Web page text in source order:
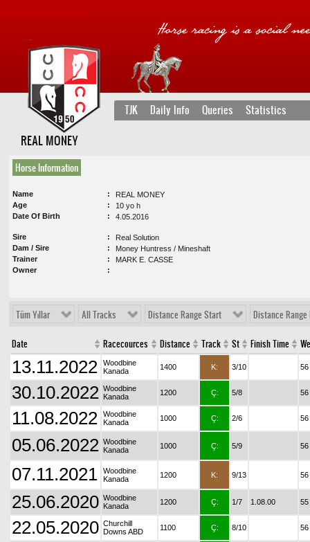
TJK Daily Info Queries Statistics
REAL MONEY
Horse Information
Name
REAL MONEY
Age
10 yo h
Date Of Birth
4.05.2016
Sire
Real Solution
Dam / Sire
Money Huntress / Mineshaft
Trainer
MARK E. CASSE
Owner
Tüm Yıllar All Tracks Distance Range Start Distance Range
Date Racecources Distance Track St Finish Time
13.11.2022
Woodbine
Kanada
1400 K: 3/10 56
30.10.2022 Woodbine
Kanada
1200 Ç: 5/8 56
11.08.2022
Woodbine
Kanada
1000 Ç: 2/6 56
05.06.2022 Woodbine
Kanada
1000 Ç: 5/9 56
07.11.2021
Woodbine
Kanada
1200 K: 9/13 56
25.06.2020 Woodbine
Kanada
1200 Ç: 1/7 1.08.00 55
22.05.2020 Churchill
Downs ABD
1100 Ç: 8/10 56